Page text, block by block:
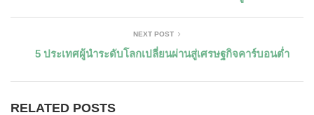
NEXT POST
5 ประเทศผู้นำระดับโลกเปลี่ยนผ่านสู่เศรษฐกิจคาร์บอนต่ำ
RELATED POSTS